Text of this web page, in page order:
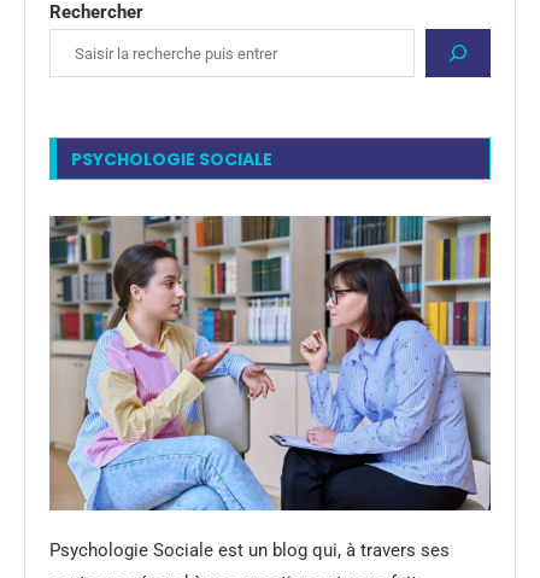
Rechercher
PSYCHOLOGIE SOCIALE
Psychologie Sociale est un blog qui, à travers ses